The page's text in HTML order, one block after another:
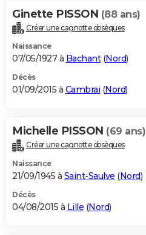
Ginette PISSON (88 ans)
Créer une cagnotte obsèques
Naissance
07/05/1927 à Bachant(Nord)
Décès
01/09/2015 à Cambrai (Nord)
Michelle PISSON (69 ans)
Créer une cagnotte obsèques
Naissance
21/09/1945 à Saint-Saulve (Nord)
Décès
04/08/2015 à Lille (Nord)